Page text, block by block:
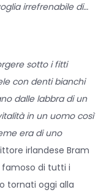
irrefrenabile di…
sotto i fitti
con denti bianchi
dalle labbra di un
in un uomo così
era di uno
irlandese Bram
famoso di tutti i
tornati oggi alla